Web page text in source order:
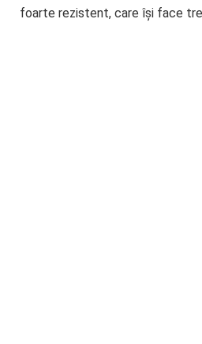
foarte rezistent, care își face